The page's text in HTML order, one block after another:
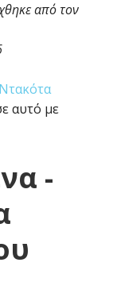
από τον
αυτό με
-